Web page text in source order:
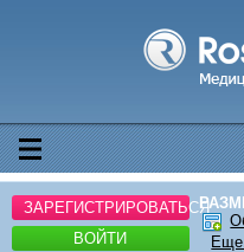
ЗАРЕГИСТРИРОВАТЬСЯ
ВОЙТИ